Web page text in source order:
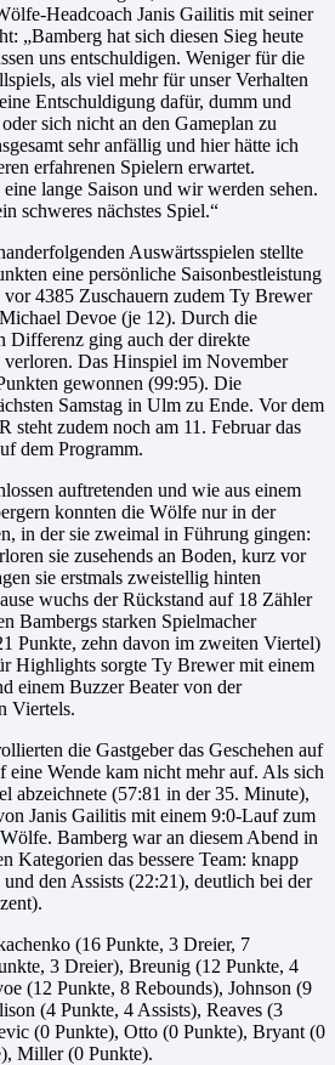
Headcoach Janis Gailitis mit seiner
„Bamberg hat sich diesen Sieg heute
uns entschuldigen. Weniger für die
als viel mehr für unser Verhalten
Entschuldigung dafür, dumm und
sich nicht an den Gameplan zu
sehr anfällig und hier hätte ich
erfahrenen Spielern erwartet.
lange Saison und wir werden sehen.
schweres nächstes Spiel.“
Auswärtsspielen stellte
eine persönliche Saisonbestleistung
4385 Zuschauern zudem Ty Brewer
Devoe (je 12). Durch die
Differenz ging auch der direkte
Das Hinspiel im November
gewonnen (99:95). Die
Samstag in Ulm zu Ende. Vor dem
zudem noch am 11. Februar das
dem Programm.
auftretenden und wie aus einem
konnten die Wölfe nur in der
in der sie zweimal in Führung gingen:
sie zusehends an Boden, kurz vor
sie erstmals zweistellig hinten
wuchs der Rückstand auf 18 Zähler
Bambergs starken Spielmacher
Punkte, zehn davon im zweiten Viertel)
Highlights sorgte Ty Brewer mit einem
einem Buzzer Beater von der
Viertels.
die Gastgeber das Geschehen auf
eine Wende kam nicht mehr auf. Als sich
abzeichnete (57:81 in der 35. Minute),
Janis Gailitis mit einem 9:0-Lauf zum
Bamberg war an diesem Abend in
Kategorien das bessere Team: knapp
den Assists (22:21), deutlich bei der
(16 Punkte, 3 Dreier, 7
3 Dreier), Breunig (12 Punkte, 4
(12 Punkte, 8 Rebounds), Johnson (9
(4 Punkte, 4 Assists), Reaves (3
(0 Punkte), Otto (0 Punkte), Bryant (0
Miller (0 Punkte).